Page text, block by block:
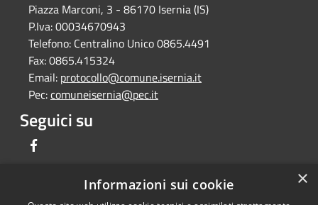
Piazza Marconi, 3 - 86170 Isernia (IS)
P.Iva:00034670943
Telefono: Centralino Unico 0865.4491
Fax:0865.415324
Email: protocollo@comune.isernia.it
Pec:comuneisernia@pec.it
Seguici su
×
Informazioni sui cookie